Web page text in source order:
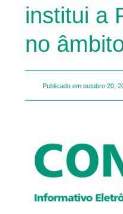
institui a
no
Publicado em outubro 20,